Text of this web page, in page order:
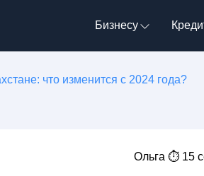
Бизнесу
что изменится с 2024 года?
Ольга ⏱ 15